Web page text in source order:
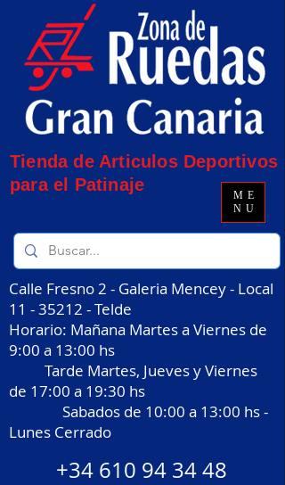
Tienda de Articulos Deportivos
para el Patinaje
ME
NU
+34 610 94 34 48
Calle Fresno 2 - Galeria Mencey - Local
11 - 35212 - Telde
Horario: Mañana Martes a Viernes de
9:00 a 13:00 hs
Tarde Martes, Jueves y Viernes
de 17:00 a 19:30 hs
Sabados de 10:00 a 13:00 hs -
Lunes Cerrado